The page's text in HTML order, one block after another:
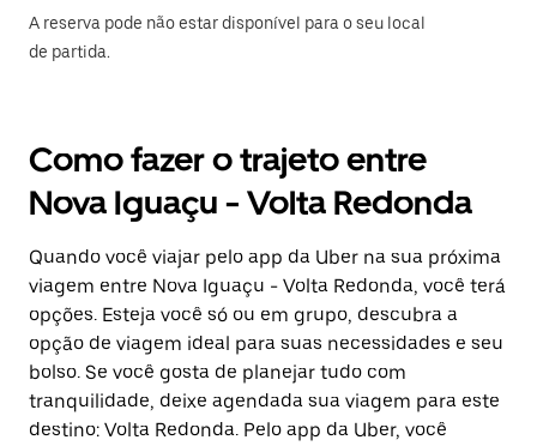
A reserva pode não estar disponível para o seu local
de partida.
Como fazer o trajeto entre
Nova Iguaçu - Volta Redonda
Quando você viajar pelo app da Uber na sua próxima
viagem entre Nova Iguaçu - Volta Redonda, você terá
opções. Esteja você só ou em grupo, descubra a
opção de viagem ideal para suas necessidades e seu
bolso. Se você gosta de planejar tudo com
tranquilidade, deixe agendada sua viagem para este
destino: Volta Redonda. Pelo app da Uber, você